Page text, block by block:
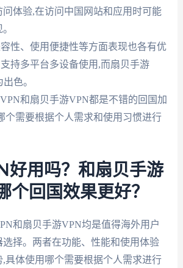
体验,在访问中国网站和应用时可能
性、使用便捷性等方面表现也各有优
持多平台多设备使用,而扇贝手游
色。
和扇贝手游VPN都是不错的回国加
个需要根据个人需求和使用习惯进行
好用吗？和扇贝手游
个回国效果更好？
和扇贝手游VPN均是值得海外用户
择。两者在功能、性能和使用体验
,具体使用哪个需要根据个人需求进行